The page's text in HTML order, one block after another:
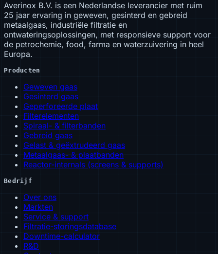
Averinox B.V. is een Nederlandse leverancier met ruim
25 jaar ervaring in geweven, gesinterd en gebreid
metaalgaas, industriële filtratie en
ontwateringsoplossingen, met responsieve support voor
de petrochemie, food, farma en waterzuivering in heel
Europa.
Producten
Geweven gaas
Gesinterd gaas
Geperforeerde plaat
Filterelementen
Spiraal- & filterbanden
Gebreid gaas
Gelast & geëxtrudeerd gaas
Metaalgaas- & plaatbanden
Reactor-internals (screens & supports)
Bedrijf
Over ons
Markten
Service & support
Filtratie-storingsdatabase
Downtime-calculator
R&D